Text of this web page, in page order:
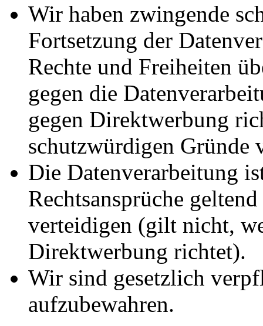
Wir haben zwingende
Fortsetzung der
Rechte und Freiheiten
gegen die
gegen Direktwerbung
schutzwürdigen Gründe
Die Datenverarbeitung
Rechtsansprüche
verteidigen (gilt nicht,
Direktwerbung richtet).
Wir sind gesetzlich
aufzubewahren.